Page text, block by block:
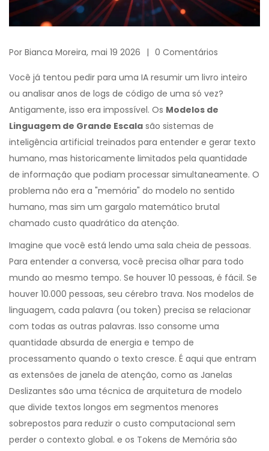
Por Bianca Moreira, mai 19 2026 0 Comentários
Você já tentou pedir para uma IA resumir um livro inteiro
ou analisar anos de logs de código de uma só vez?
Antigamente, isso era impossível. Os Modelos de
Linguagem de Grande Escala são sistemas de
inteligência artificial treinados para entender e gerar texto
humano, mas historicamente limitados pela quantidade
de informação que podiam processar simultaneamente. O
problema não era a "memória" do modelo no sentido
humano, mas sim um gargalo matemático brutal
chamado custo quadrático da atenção.
Imagine que você está lendo uma sala cheia de pessoas.
Para entender a conversa, você precisa olhar para todo
mundo ao mesmo tempo. Se houver 10 pessoas, é fácil. Se
houver 10.000 pessoas, seu cérebro trava. Nos modelos de
linguagem, cada palavra (ou token) precisa se relacionar
com todas as outras palavras. Isso consome uma
quantidade absurda de energia e tempo de
processamento quando o texto cresce. É aqui que entram
as extensões de janela de atenção, como as Janelas
Deslizantes são uma técnica de arquitetura de modelo
que divide textos longos em segmentos menores
sobrepostos para reduzir o custo computacional sem
perder o contexto global. e os Tokens de Memória são